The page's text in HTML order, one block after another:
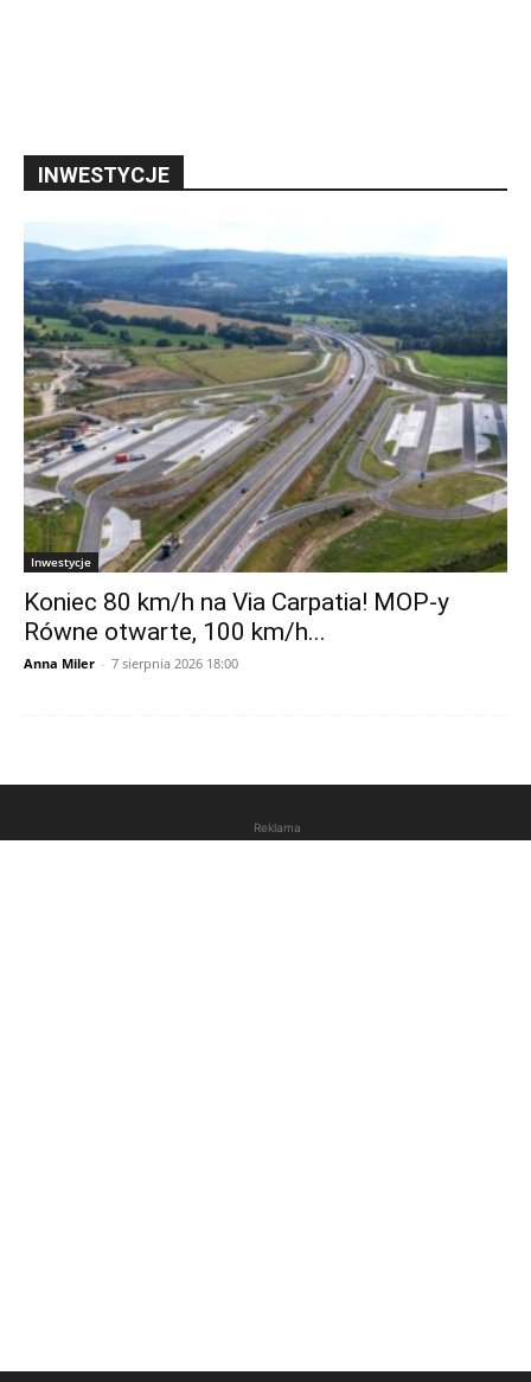
INWESTYCJE
Inwestycje
Koniec 80 km/h na Via Carpatia! MOP-y
Równe otwarte, 100 km/h...
Anna Miler - 7 sierpnia 2026 18:00
Reklama